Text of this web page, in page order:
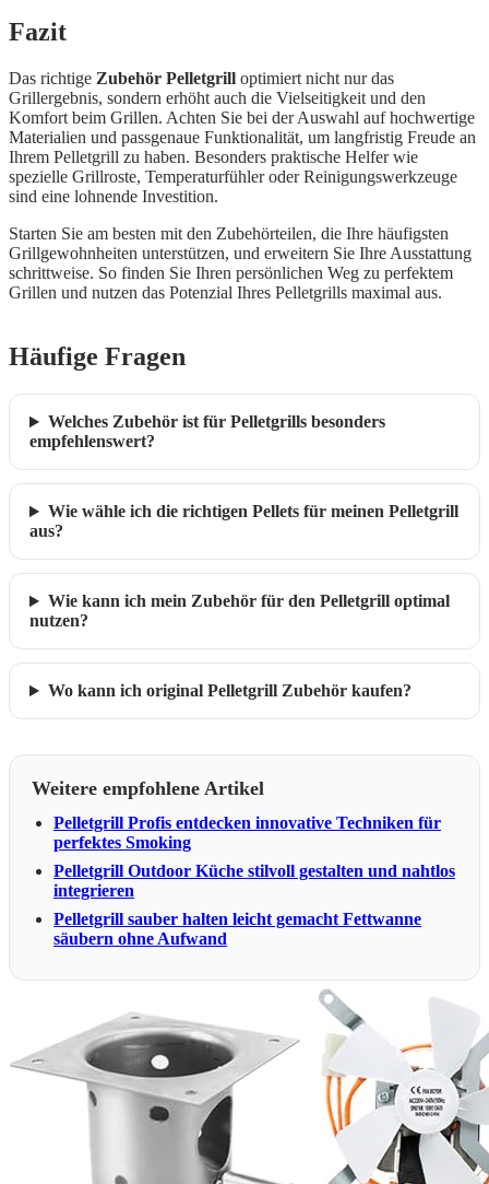
Fazit
Das richtige Zubehör Pelletgrill optimiert nicht nur das
Grillergebnis, sondern erhöht auch die Vielseitigkeit und den
Komfort beim Grillen. Achten Sie bei der Auswahl auf hochwertige
Materialien und passgenaue Funktionalität, um langfristig Freude an
Ihrem Pelletgrill zu haben. Besonders praktische Helfer wie
spezielle Grillroste, Temperaturfühler oder Reinigungswerkzeuge
sind eine lohnende Investition.
Starten Sie am besten mit den Zubehörteilen, die Ihre häufigsten
Grillgewohnheiten unterstützen, und erweitern Sie Ihre Ausstattung
schrittweise. So finden Sie Ihren persönlichen Weg zu perfektem
Grillen und nutzen das Potenzial Ihres Pelletgrills maximal aus.
Häufige Fragen
Welches Zubehör ist für Pelletgrills besonders
empfehlenswert?
Wie wähle ich die richtigen Pellets für meinen Pelletgrill
aus?
Wie kann ich mein Zubehör für den Pelletgrill optimal
nutzen?
Wo kann ich original Pelletgrill Zubehör kaufen?
Weitere empfohlene Artikel
Pelletgrill Profis entdecken innovative Techniken für
perfektes Smoking
Pelletgrill Outdoor Küche stilvoll gestalten und nahtlos
integrieren
Pelletgrill sauber halten leicht gemacht Fettwanne
säubern ohne Aufwand